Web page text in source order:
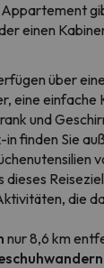
einen
über
eine einfache
und
in finden Sie
die
nur 8,6 km